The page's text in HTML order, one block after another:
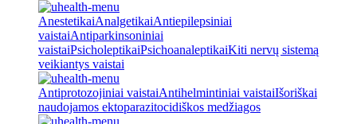
AnestetikaiAnalgetikaiAntiepilepsiniai
vaistaiAntiparkinsoniniai
vaistaiPsicholeptikaiPsichoanaleptikaiKiti nervų sistemą
veikiantys vaistai
Antiprotozojiniai vaistaiAntihelmintiniai vaistaiIšoriškai
naudojamos ektoparazitocidiškos medžiagos